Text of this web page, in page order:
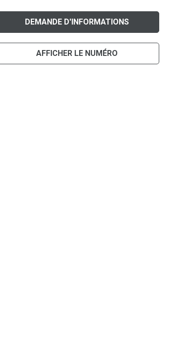
DEMANDE D'INFORMATIONS
AFFICHER LE NUMÉRO